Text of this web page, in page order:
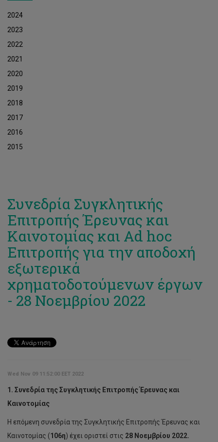
2024
2023
2022
2021
2020
2019
2018
2017
2016
2015
Συνεδρία Συγκλητικής
Επιτροπής Έρευνας και
Καινοτομίας και Ad hoc
Επιτροπής για την αποδοχή
εξωτερικά
χρηματοδοτούμενων έργων
- 28 Νοεμβρίου 2022
Wed Nov 09 11:52:00 EET 2022
1. Συνεδρία της Συγκλητικής Επιτροπής Έρευνας και
Καινοτομίας
Η επόμενη συνεδρία της Συγκλητικής Επιτροπής Έρευνας και
Καινοτομίας (106η) έχει οριστεί στις 28 Νοεμβρίου 2022.